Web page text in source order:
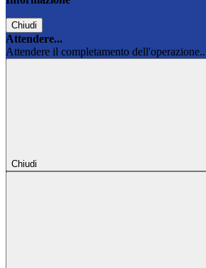
Chiudi
Attendere...
Attendere il completamento
Chiudi